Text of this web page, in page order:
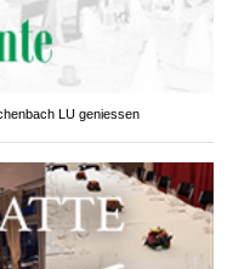
LU geniessen